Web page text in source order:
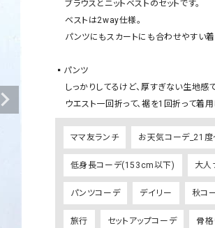
ワンピース・チュニック
Wrapin nine9（ラッピンナイン
1%（イチ パーセント）
1 metre carre（アンメートル
120%lino（ワンハンドレッド
ーパーセントリノ）
adidas（アディダス）
▪️パンツ
ウエスト一回折って、裾を1回折って着用
ママ友ランチ お天気コーデ_21
低身長コーデ(153cm以下) 大人
パンツコーデ デイリー 秋コ
旅行 セットアップコーデ 骨格